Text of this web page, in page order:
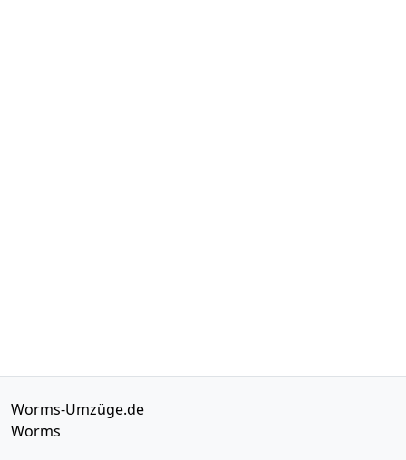
Worms-Umzüge.de
Worms